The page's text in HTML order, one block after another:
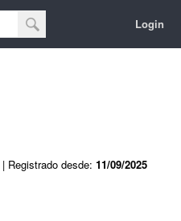
Login
| Registrado desde: 11/09/2025